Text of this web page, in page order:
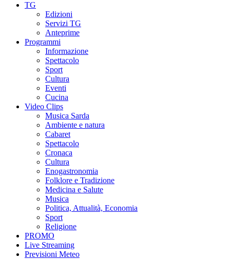
TG
Edizioni
Servizi TG
Anteprime
Programmi
Informazione
Spettacolo
Sport
Cultura
Eventi
Cucina
Video Clips
Musica Sarda
Ambiente e natura
Cabaret
Spettacolo
Cronaca
Cultura
Enogastronomia
Folklore e Tradizione
Medicina e Salute
Musica
Politica, Attualità, Economia
Sport
Religione
PROMO
Live Streaming
Previsioni Meteo